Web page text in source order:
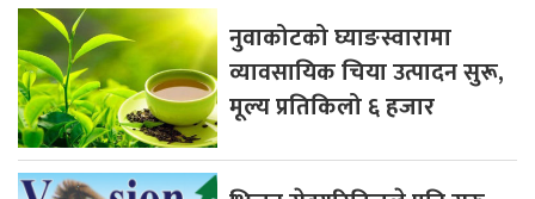
नुवाकोटको घ्याङस्वारामा
व्यावसायिक चिया उत्पादन सुरू,
मूल्य प्रतिकिलो ६ हजार